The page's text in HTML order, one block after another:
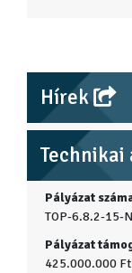
Hírek
Technikai
Pályázat
TOP-6.8.2-15-
Pályázat
425.000.000 Ft